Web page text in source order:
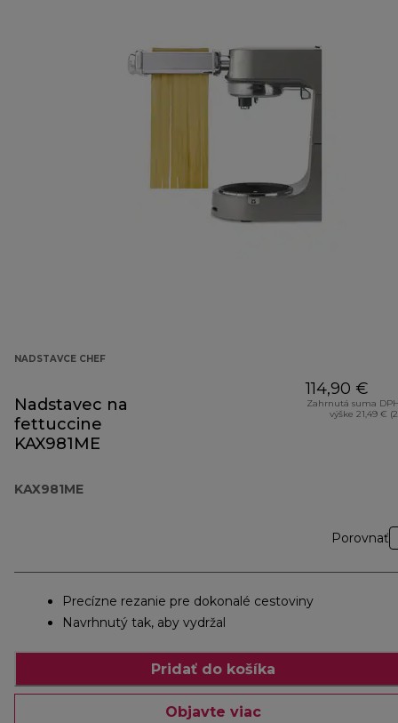
NADSTAVCE CHEF
Nadstavec na
fettuccine
KAX981ME
KAX981ME
114,90 €
Zahrnutá suma
výške 21,49 €
Porovnať
Precízne rezanie pre dokonalé cestoviny
Navrhnutý tak, aby vydržal
Pridať do košíka
Objavte viac